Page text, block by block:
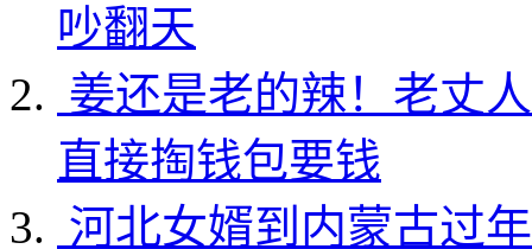
吵翻天
姜还是老的辣！老丈
直接掏钱包要钱
河北女婿到内蒙古过